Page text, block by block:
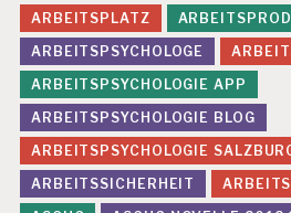
ARBEITSPLATZ
ARBEITSPSYCHOLOGE
ARBEITSPSYCHOLOGIE APP
ARBEITSPSYCHOLOGIE BLOG
ARBEITSPSYCHOLOGIE
ARBEITSSICHERHEIT